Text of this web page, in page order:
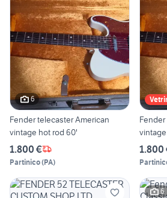
6
Fender telecaster American
vintage hot rod 60'
1.800 €
Partinico(PA)
1.800
6